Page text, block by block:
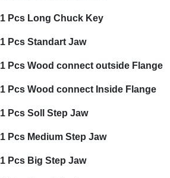
1 Pcs Long Chuck Key
1 Pcs Standart Jaw
1 Pcs Wood connect outside Flange
1 Pcs Wood connect Inside Flange
1 Pcs Soll Step Jaw
1 Pcs Medium Step Jaw
1 Pcs Big Step Jaw